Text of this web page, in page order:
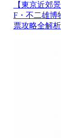
【東京近郊
F・不二雄博
票攻略全解析